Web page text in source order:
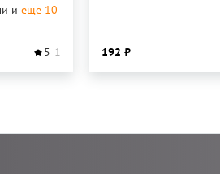
и ещё 10
5 1 192